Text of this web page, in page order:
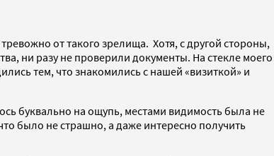
от такого зрелища. Хотя, с другой стороны,
ни разу не проверили документы. На стекле моего
тем, что знакомились с нашей «визиткой» и
буквально на ощупь, местами видимость была не
было не страшно, а даже интересно получить